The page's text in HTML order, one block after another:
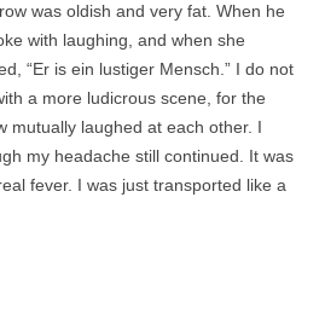
was oldish and very fat. When he
with laughing, and when she
“Er is ein lustiger Mensch.” I do not
a more ludicrous scene, for the
mutually laughed at each other. I
my headache still continued. It was
fever. I was just transported like a